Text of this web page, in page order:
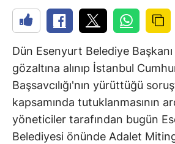
Dün Esenyurt Belediye
gözaltına alınıp İstanbul
Başsavcılığı'nın yürüttüğü
kapsamında tutuklanmasının
yöneticiler tarafından bugün
Belediyesi önünde Adalet